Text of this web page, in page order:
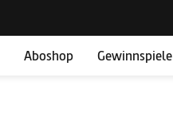
Aboshop Gewinnspiele